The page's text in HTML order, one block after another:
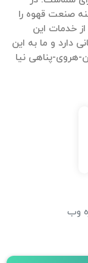
صنعت قهوه را
خدمات این
دارد و ما به این
هروی-پناهی نیا
وب